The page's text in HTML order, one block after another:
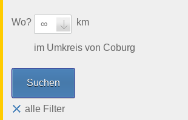
Wo? ∞ km
im Umkreis von Coburg
alle Filter